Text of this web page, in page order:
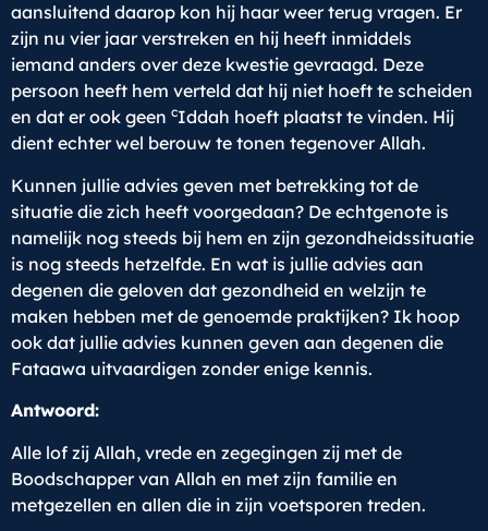
aansluitend daarop kon hij haar weer terug vragen. Er
zijn nu vier jaar verstreken en hij heeft inmiddels
iemand anders over deze kwestie gevraagd. Deze
persoon heeft hem verteld dat hij niet hoeft te scheiden
en dat er ook geen cIddah hoeft plaatst te vinden. Hij
dient echter wel berouw te tonen tegenover Allah.
Kunnen jullie advies geven met betrekking tot de
situatie die zich heeft voorgedaan? De echtgenote is
namelijk nog steeds bij hem en zijn gezondheidssituatie
is nog steeds hetzelfde. En wat is jullie advies aan
degenen die geloven dat gezondheid en welzijn te
maken hebben met de genoemde praktijken? Ik hoop
ook dat jullie advies kunnen geven aan degenen die
Fataawa uitvaardigen zonder enige kennis.
Antwoord:
Alle lof zij Allah, vrede en zegegingen zij met de
Boodschapper van Allah en met zijn familie en
metgezellen en allen die in zijn voetsporen treden.